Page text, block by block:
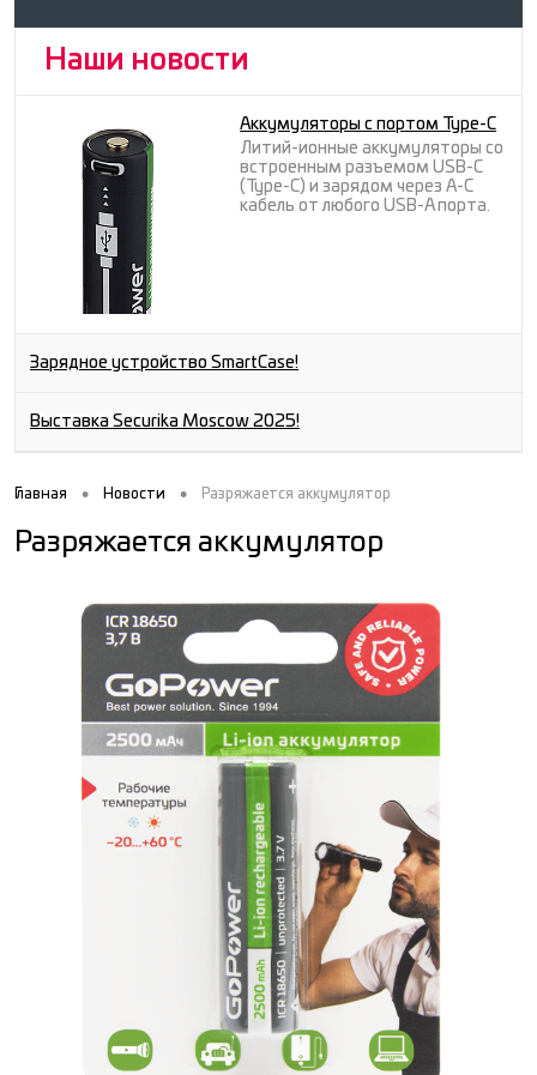
Наши новости
Аккумуляторы с портом Type-C
Литий-ионные аккумуляторы со
встроенным разъемом USB-C
(Type-C) и зарядом через A-C
кабель от любого USB-A порта.
Зарядное устройство SmartCase!
Выставка Securika Moscow 2025!
Главная • Новости • Разряжается аккумулятор
Разряжается аккумулятор